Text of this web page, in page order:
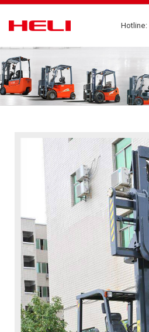
Hotline: